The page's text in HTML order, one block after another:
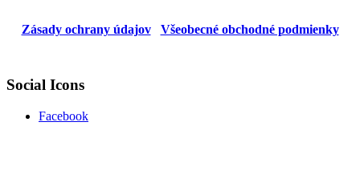
Zásady ochrany údajov Všeobecné obchodné podmienky
Social Icons
Facebook